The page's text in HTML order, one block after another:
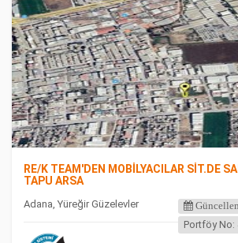
FEATURED
RE/K TEAM'DEN MOBİLYACILAR SİT.DE
TAPU ARSA
Adana, Yüreğir Güzelevler
Portföy No: